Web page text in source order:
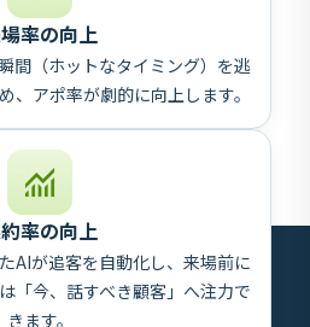
率の向上
間（ホットなタイミング）を逃
、アポ率が劇的に向上します。
率の向上
AIが追客を自動化し、来場前に
「今、話すべき顧客」へ注力で
きます。